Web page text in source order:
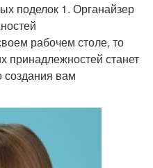
поделок 1. Органайзер
рабочем столе, то
принадлежностей станет
вам